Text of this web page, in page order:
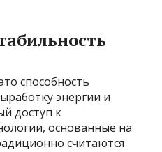
способность
энергии и
доступ к
основанные на
считаются